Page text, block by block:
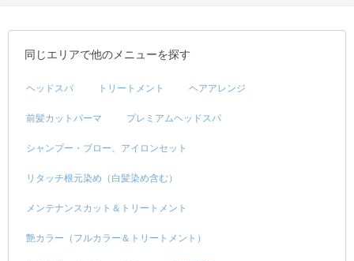
同じエリアで他のメニューを探す
ヘッドスパ トリートメント ヘアアレンジ
前髪カットパーマ プレミアムヘッドスパ
シャンプー・ブロー、アイロンセット
リタッチ根元染め（白髪染め含む）
メンテナンスカット＆トリートメント
艶カラー（フルカラー＆トリートメント）